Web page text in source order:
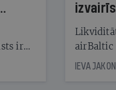
ir
airBaltic
IEVA